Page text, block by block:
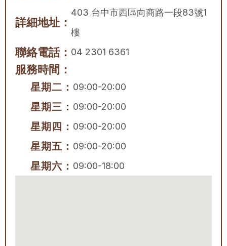
詳細地址：
403 台中市西區向商路一段83號1
樓
聯絡電話： 04 2301 6361
服務時間：
星期二： 09:00-20:00
星期三： 09:00-20:00
星期四： 09:00-20:00
星期五： 09:00-20:00
星期六： 09:00-18:00